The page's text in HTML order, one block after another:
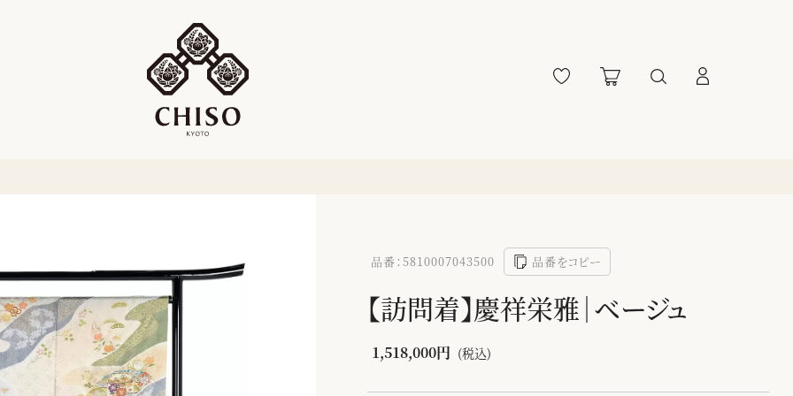
品番：5810007043500 品番をコピー
【訪問着】慶祥栄雅｜ベージュ
1,518,000円 (税込)